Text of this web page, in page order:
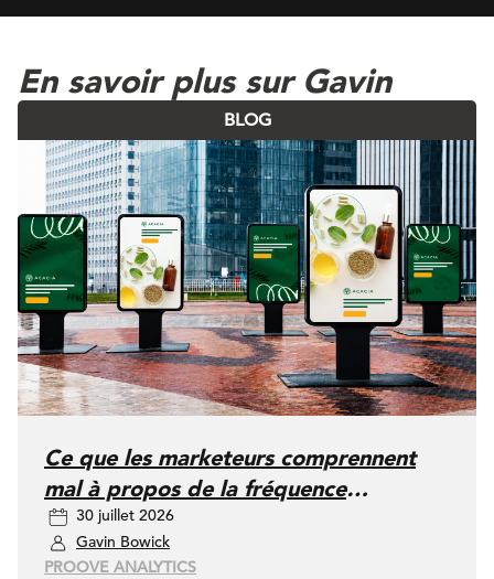
En savoir plus sur Gavin
BLOG
Ce que les marketeurs comprennent
mal à propos de la fréquence
publicitaire
30 juillet 2026
Gavin Bowick
PROOVE ANALYTICS